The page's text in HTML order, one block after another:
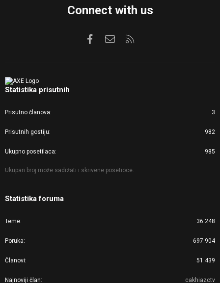
Connect with us
FacebookKontaktirajte nas
Statistika prisutnih
Prisutno članova 3
Prisutnih gostiju 982
Ukupno posetilaca 985
Ukupan broj može sadržati i skrivene posetioce.
Statistika foruma
Teme 36.248
Poruka 697.904
Članovi 51.439
Najnoviji član cakhiazctv